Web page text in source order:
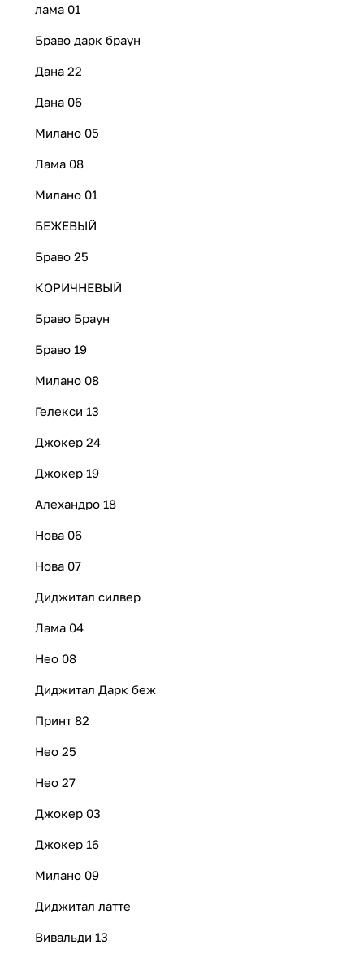
лама 01
Браво дарк браун
Дана 22
Дана 06
Милано 05
Лама 08
Милано 01
БЕЖЕВЫЙ
Браво 25
КОРИЧНЕВЫЙ
Браво Браун
Браво 19
Милано 08
Гелекси 13
Джокер 24
Джокер 19
Алехандро 18
Нова 06
Нова 07
Диджитал силвер
Лама 04
Нео 08
Диджитал Дарк беж
Принт 82
Нео 25
Нео 27
Джокер 03
Джокер 16
Милано 09
Диджитал латте
Вивальди 13